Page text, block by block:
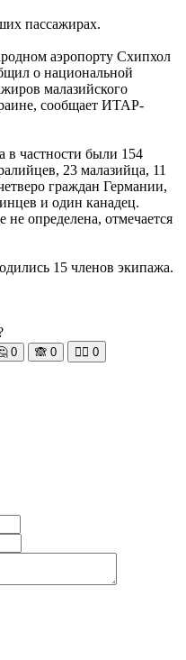
пассажирах.
аэропорту Схипхол
о национальной
малазийского
сообщает ИТАР-
в частности были 154
23 малазийца, 11
граждан Германии,
и один канадец.
определена, отмечается
15 членов экипажа.
0 🙈 0 🧘‍♀️ 0